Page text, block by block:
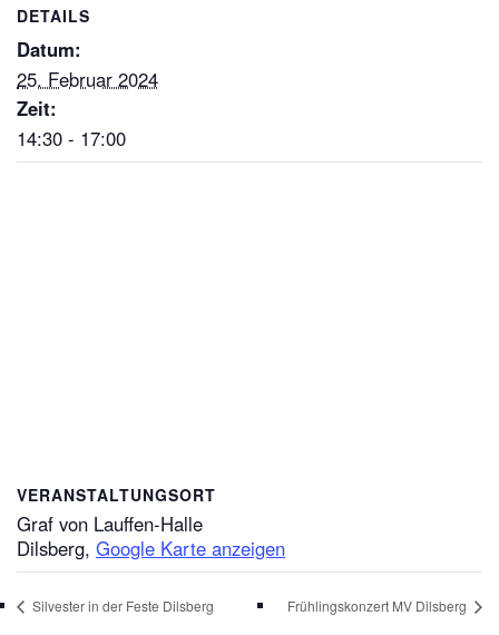
DETAILS
Datum:
25. Februar 2024
Zeit:
14:30 - 17:00
VERANSTALTUNGSORT
Graf von Lauffen-Halle
Dilsberg, Google Karte anzeigen
Silvester in der Feste Dilsberg Frühlingskonzert MV Dilsberg